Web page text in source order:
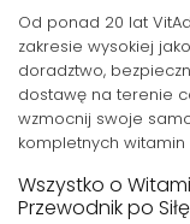
Od ponad 20 lat
zakresie wysokiej
doradztwo,
dostawę na terenie
wzmocnij swoje
kompletnych witamin
Wszystko o
Przewodnik po